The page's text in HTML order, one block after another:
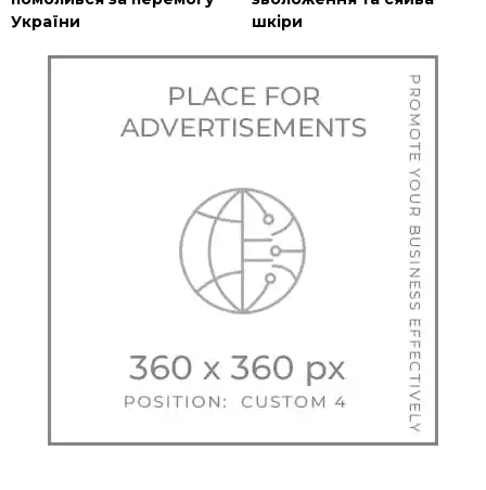
України
шкіри